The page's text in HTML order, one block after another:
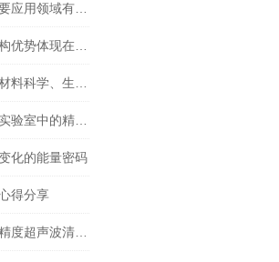
化的能量密码
得分享